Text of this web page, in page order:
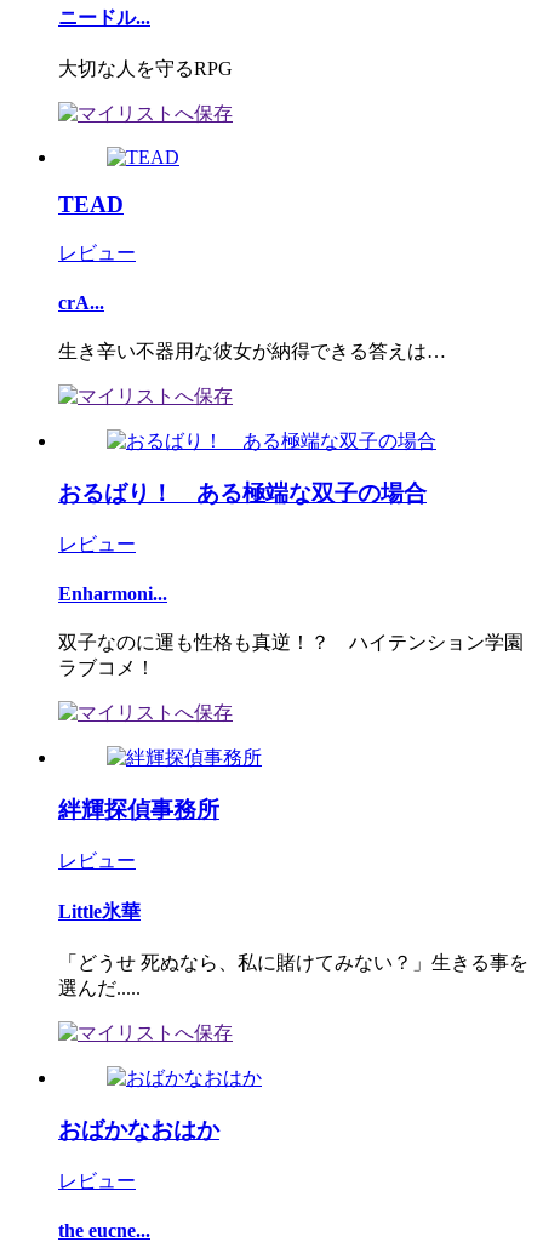
ニードル...
大切な人を守るRPG
TEAD
レビュー
crA...
生き辛い不器用な彼女が納得できる答えは…
おるばり！ ある極端な双子の場合
レビュー
Enharmoni...
双子なのに運も性格も真逆！？ ハイテンション学園
ラブコメ！
絆輝探偵事務所
レビュー
Little氷華
「どうせ 死ぬなら、私に賭けてみない？」生きる事を
選んだ.....
おばかなおはか
レビュー
the eucne...